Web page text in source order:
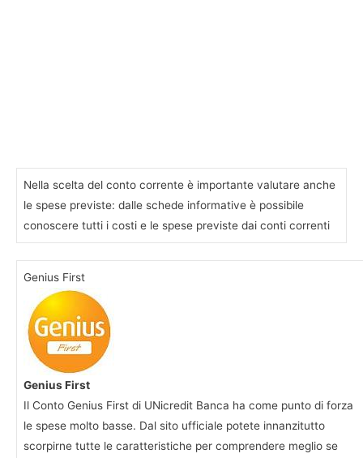
Nella scelta del conto corrente è importante valutare anche
le spese previste: dalle schede informative è possibile
conoscere tutti i costi e le spese previste dai conti correnti
Genius First
Genius First
Il Conto Genius First di UNicredit Banca ha come punto di forza
le spese molto basse. Dal sito ufficiale potete innanzitutto
scorpirne tutte le caratteristiche per comprendere meglio se